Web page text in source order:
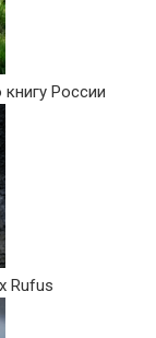
России
Rufus